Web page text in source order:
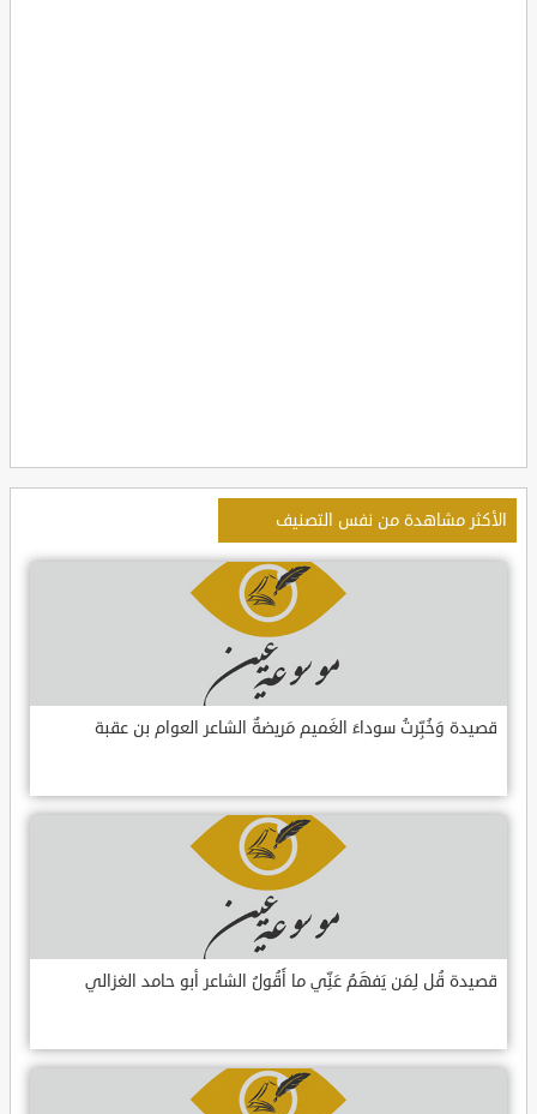
الأكثر مشاهدة من نفس التصنيف
قصيدة وَخُبِّرتُ سوداءَ الغَميم مَريضةٌ الشاعر العوام بن عقبة
قصيدة قُل لِمَن يَفهَمُ عَنِّي ما أَقُولُ الشاعر أبو حامد الغزالي